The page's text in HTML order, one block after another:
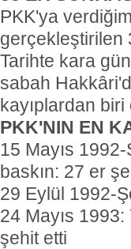
PKK'ya
gerçekleştirilen
Tarihte kara
sabah
kayıplardan
PKK'NIN EN
15 Mayıs
baskın: 27 er
29 Eylül 1992-
24 Mayıs
şehit etti